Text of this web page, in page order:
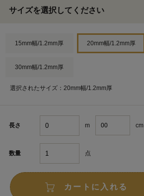
サイズを選択してください
15mm幅/1.2mm厚 20mm幅/1.2mm厚
30mm幅/1.2mm厚
選択されたサイズ：20mm幅/1.2mm厚
長さ m cm
数量 点
カートに入れる